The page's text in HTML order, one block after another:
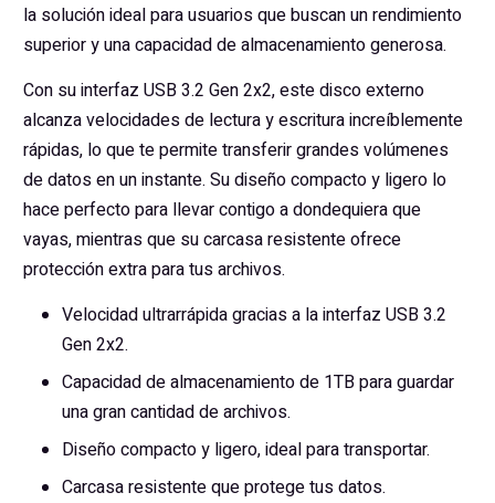
la solución ideal para usuarios que buscan un rendimiento
superior y una capacidad de almacenamiento generosa.
Con su interfaz USB 3.2 Gen 2x2, este disco externo
alcanza velocidades de lectura y escritura increíblemente
rápidas, lo que te permite transferir grandes volúmenes
de datos en un instante. Su diseño compacto y ligero lo
hace perfecto para llevar contigo a dondequiera que
vayas, mientras que su carcasa resistente ofrece
protección extra para tus archivos.
Velocidad ultrarrápida gracias a la interfaz USB 3.2
Gen 2x2.
Capacidad de almacenamiento de 1TB para guardar
una gran cantidad de archivos.
Diseño compacto y ligero, ideal para transportar.
Carcasa resistente que protege tus datos.